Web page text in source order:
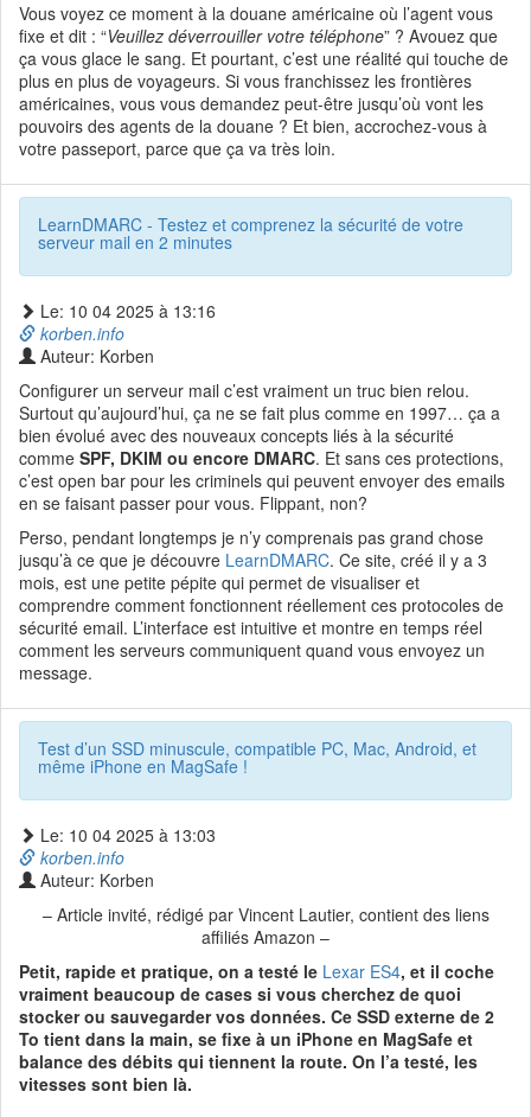
Vous voyez ce moment à la douane américaine où l’agent vous
fixe et dit : “Veuillez déverrouiller votre téléphone” ? Avouez que
ça vous glace le sang. Et pourtant, c’est une réalité qui touche de
plus en plus de voyageurs. Si vous franchissez les frontières
américaines, vous vous demandez peut-être jusqu’où vont les
pouvoirs des agents de la douane ? Et bien, accrochez-vous à
votre passeport, parce que ça va très loin.
LearnDMARC - Testez et comprenez la sécurité de votre
serveur mail en 2 minutes
Le: 10 04 2025 à 13:16
korben.info
Auteur: Korben
Configurer un serveur mail c’est vraiment un truc bien relou.
Surtout qu’aujourd’hui, ça ne se fait plus comme en 1997… ça a
bien évolué avec des nouveaux concepts liés à la sécurité
comme SPF, DKIM ou encore DMARC. Et sans ces protections,
c’est open bar pour les criminels qui peuvent envoyer des emails
en se faisant passer pour vous. Flippant, non?
Perso, pendant longtemps je n’y comprenais pas grand chose
jusqu’à ce que je découvre LearnDMARC. Ce site, créé il y a 3
mois, est une petite pépite qui permet de visualiser et
comprendre comment fonctionnent réellement ces protocoles de
sécurité email. L’interface est intuitive et montre en temps réel
comment les serveurs communiquent quand vous envoyez un
message.
Test d’un SSD minuscule, compatible PC, Mac, Android, et
même iPhone en MagSafe !
Le: 10 04 2025 à 13:03
korben.info
Auteur: Korben
– Article invité, rédigé par Vincent Lautier, contient des liens
affiliés Amazon –
Petit, rapide et pratique, on a testé le Lexar ES4, et il coche
vraiment beaucoup de cases si vous cherchez de quoi
stocker ou sauvegarder vos données. Ce SSD externe de 2
To tient dans la main, se fixe à un iPhone en MagSafe et
balance des débits qui tiennent la route. On l’a testé, les
vitesses sont bien là.